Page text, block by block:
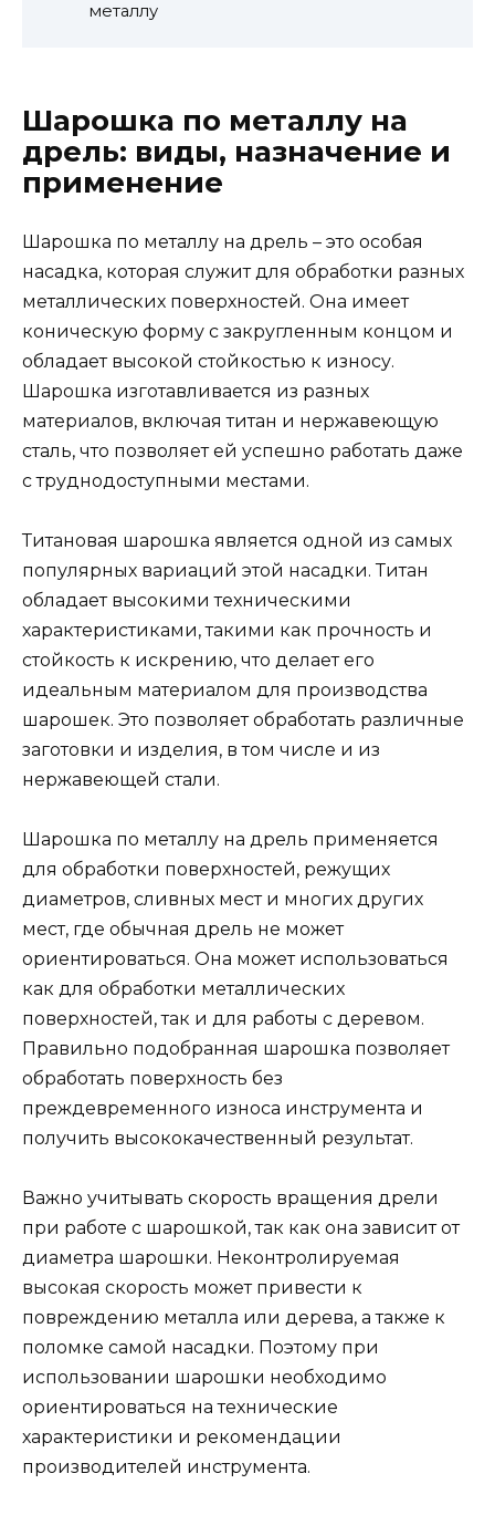
металлу
Шарошка по металлу на
дрель: виды, назначение и
применение
Шарошка по металлу на дрель – это особая
насадка, которая служит для обработки разных
металлических поверхностей. Она имеет
коническую форму с закругленным концом и
обладает высокой стойкостью к износу.
Шарошка изготавливается из разных
материалов, включая титан и нержавеющую
сталь, что позволяет ей успешно работать даже
с труднодоступными местами.
Титановая шарошка является одной из самых
популярных вариаций этой насадки. Титан
обладает высокими техническими
характеристиками, такими как прочность и
стойкость к искрению, что делает его
идеальным материалом для производства
шарошек. Это позволяет обработать различные
заготовки и изделия, в том числе и из
нержавеющей стали.
Шарошка по металлу на дрель применяется
для обработки поверхностей, режущих
диаметров, сливных мест и многих других
мест, где обычная дрель не может
ориентироваться. Она может использоваться
как для обработки металлических
поверхностей, так и для работы с деревом.
Правильно подобранная шарошка позволяет
обработать поверхность без
преждевременного износа инструмента и
получить высококачественный результат.
Важно учитывать скорость вращения дрели
при работе с шарошкой, так как она зависит от
диаметра шарошки. Неконтролируемая
высокая скорость может привести к
повреждению металла или дерева, а также к
поломке самой насадки. Поэтому при
использовании шарошки необходимо
ориентироваться на технические
характеристики и рекомендации
производителей инструмента.